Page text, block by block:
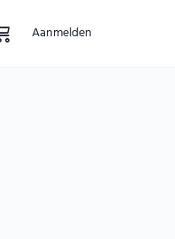
Aanmelden